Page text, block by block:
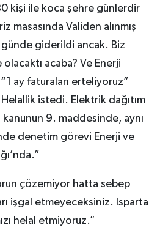
kişi ile koca şehre günlerdir
masasında Validen alınmış
günde giderildi ancak. Biz
olacaktı acaba? Ve Enerji
“1 ay faturaları erteliyoruz”
istedi. Elektrik dağıtım
9. maddesinde, aynı
denetim görevi Enerji ve
çözemiyor hatta sebep
işgal etmeyeceksiniz. Isparta
helal etmiyoruz.”